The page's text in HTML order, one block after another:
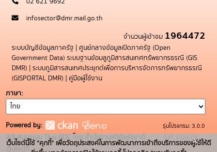
infosector@dmr.mail.go.th
จำนวนผู้เข้าชม 1964472
ระบบบัญชีข้อมูลภาครัฐ | ศูนย์กลางข้อมูลเปิดภาครัฐ (Open
Government Data) ระบบฐานข้อมลูภูมิสารสนเทศทรัพยากรธรณี (GIS
DMR) | ระบบภูมิสารสนเทศประยุกต์เพื่อการบริหารจัดการทรัพยากรธรณี
(GISPORTAL DMR) | คู่มือผู้ใช้งาน
ภาษา
Powered by:
สนับสนุนระบบ Thai-GDC โดย สำนักงานสถิติแห่งชาติ
เว็บไซต์ที่
รุ่นโปรแกรม: 3.0.0
วันที่: 2025-05-
เว็บไซต์นี้ใช้ "คุกกี้" เพื่อวัตถุประสงค์ในการพัฒนาการเข้าถึงบริการของผู้ใช้ให้ดี
x